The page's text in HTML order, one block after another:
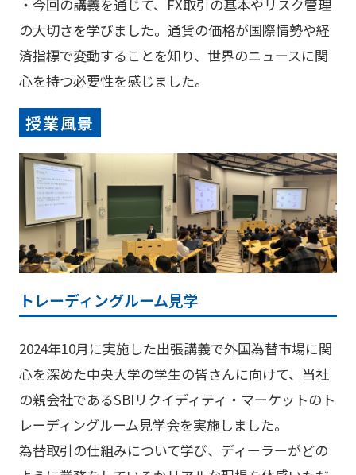
・今回の講義を通じて、FX取引の基本やリスク管理
の大切さを学びました。通貨の価格が国際情勢や経
済指標で変動することを知り、世界のニュースに関
心を持つ必要性を感じました。
授業風景
トレーディングルーム見学
2024年10月に実施した出張講義で外国為替市場に関
心を深めた中央大学の学生の皆さんに向けて、当社
の親会社であるSBIリクイディティ・マーケットのト
レーディングルーム見学会を実施しました。
為替取引の仕組みについて学び、ディーラーがどの